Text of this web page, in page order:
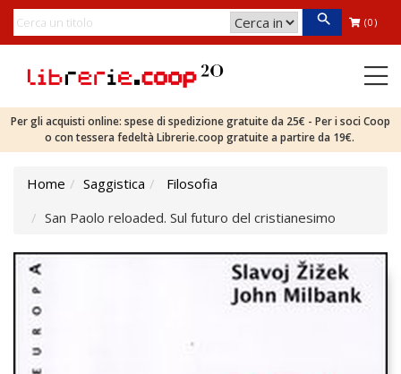
(0)
Per gli acquisti online: spese di spedizione gratuite da 25€ - Per i soci Coop
o con tessera fedeltà Librerie.coop gratuite a partire da 19€.
Home Saggistica
Filosofia
San Paolo reloaded. Sul futuro del cristianesimo